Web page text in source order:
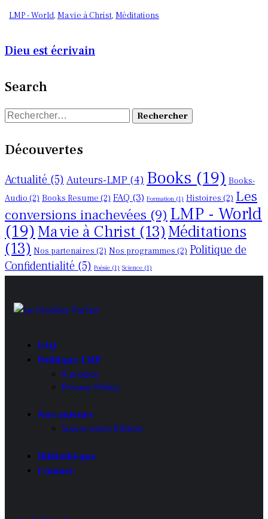
LMP - World, Ma vie à Christ, Méditations
Dieu est écrivain
Search
Découvertes
Actualité (5) Auteurs-LMP (4) Books (19) Books-
Audio (2) Books Resume (2) FAQ (3) Formation (1) Histoires (2) Les
conversions inachevées (9) LMP - World
(19) Ma vie à Christ (13) Méditations
(13) Nos partenaires (2) Nos programmes (2) Politique de
Confidentialité (5) Poésie (1) Science (1)
FAQ
Politique LMP
A propos
Privacy Policy
Nos auteurs
Suivre votre Edition
Bibliothèque
Contact